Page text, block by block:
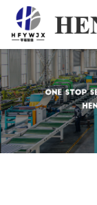
المنزل
المنتجات
حول